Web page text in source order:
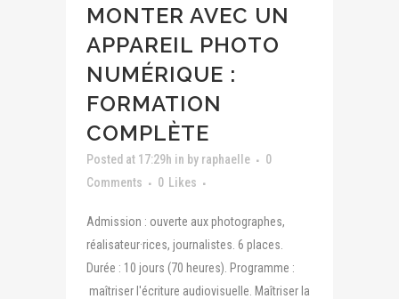
MONTER AVEC UN
APPAREIL PHOTO
NUMÉRIQUE :
FORMATION
COMPLÈTE
Posted at 17:29h in by raphaelle
0
Comments
0 Likes
Admission : ouverte aux photographes,
réalisateur·rices, journalistes. 6 places.
Durée : 10 jours (70 heures). Programme :
maîtriser l'écriture audiovisuelle. Maîtriser la